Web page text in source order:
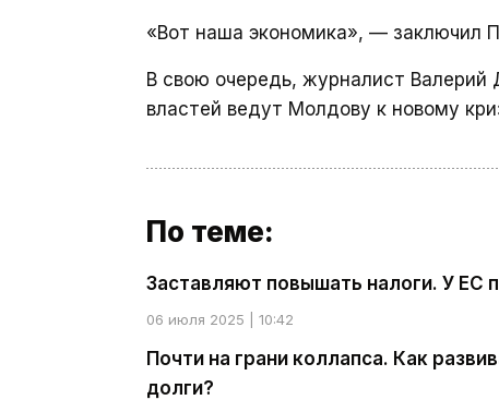
«Вот наша экономика», — заключил
В свою очередь, журналист Валерий
властей ведут Молдову к новому
По теме:
Заставляют повышать налоги. У ЕС
06 июля 2025 | 10:42
Почти на грани коллапса. Как
долги?